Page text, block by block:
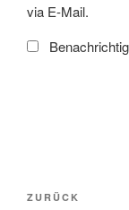
via E-Mail.
Vorheriger
ZURÜCK